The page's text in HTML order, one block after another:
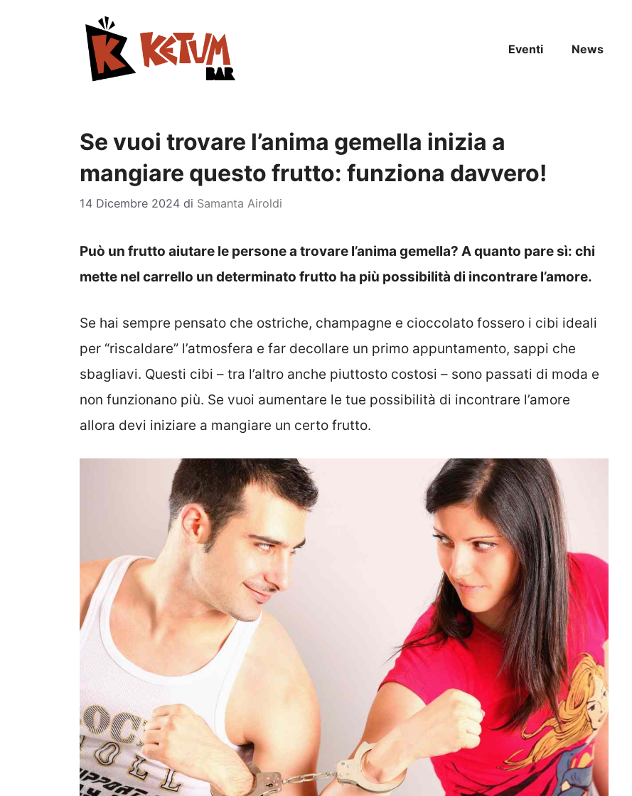
Eventi News
Se vuoi trovare l’anima gemella inizia a
mangiare questo frutto: funziona davvero!
14 Dicembre 2024 di Samanta Airoldi
Può un frutto aiutare le persone a trovare l’anima gemella? A quanto pare sì: chi
mette nel carrello un determinato frutto ha più possibilità di incontrare l’amore.
Se hai sempre pensato che ostriche, champagne e cioccolato fossero i cibi ideali
per “riscaldare” l’atmosfera e far decollare un primo appuntamento, sappi che
sbagliavi. Questi cibi – tra l’altro anche piuttosto costosi – sono passati di moda e
non funzionano più. Se vuoi aumentare le tue possibilità di incontrare l’amore
allora devi iniziare a mangiare un certo frutto.